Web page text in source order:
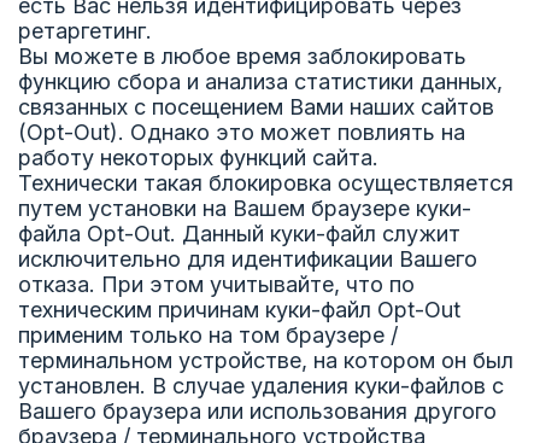
есть Вас нельзя идентифицировать через
ретаргетинг.
Вы можете в любое время заблокировать
функцию сбора и анализа статистики данных,
связанных с посещением Вами наших сайтов
(Opt-Out). Однако это может повлиять на
работу некоторых функций сайта.
Технически такая блокировка осуществляется
путем установки на Вашем браузере куки-
файла Opt-Out. Данный куки-файл служит
исключительно для идентификации Вашего
отказа. При этом учитывайте, что по
техническим причинам куки-файл Opt-Out
применим только на том браузере /
терминальном устройстве, на котором он был
установлен. В случае удаления куки-файлов с
Вашего браузера или использования другого
браузера / терминального устройства